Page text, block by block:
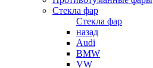
Стекла фар
Стекла фар
назад
Audi
BMW
VW